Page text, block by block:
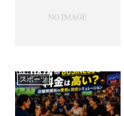
スポーツ